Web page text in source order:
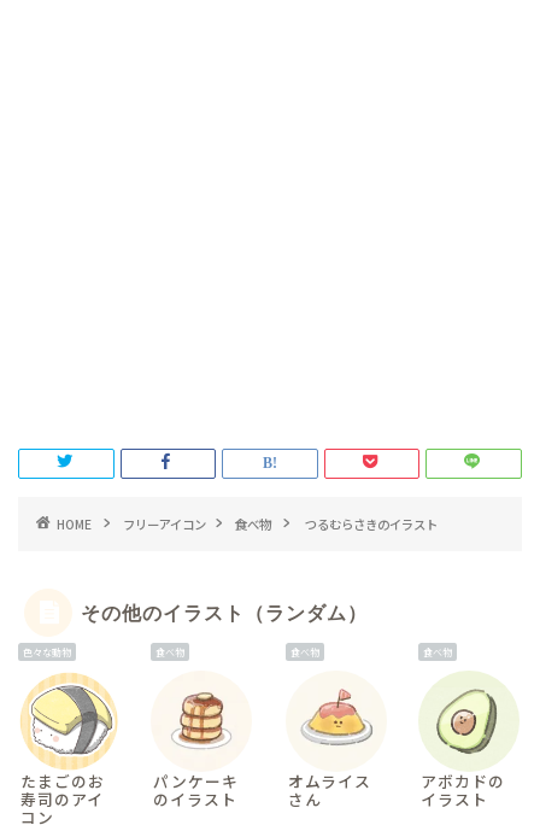
HOME フリーアイコン 食べ物 つるむらさきのイラスト
その他のイラスト（ランダム）
色々な動物
たまごのお
寿司のアイ
コン
食べ物
パンケーキ
のイラスト
食べ物
オムライス
さん
食べ物
アボカドの
イラスト